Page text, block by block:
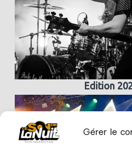
Gérer le
Edition